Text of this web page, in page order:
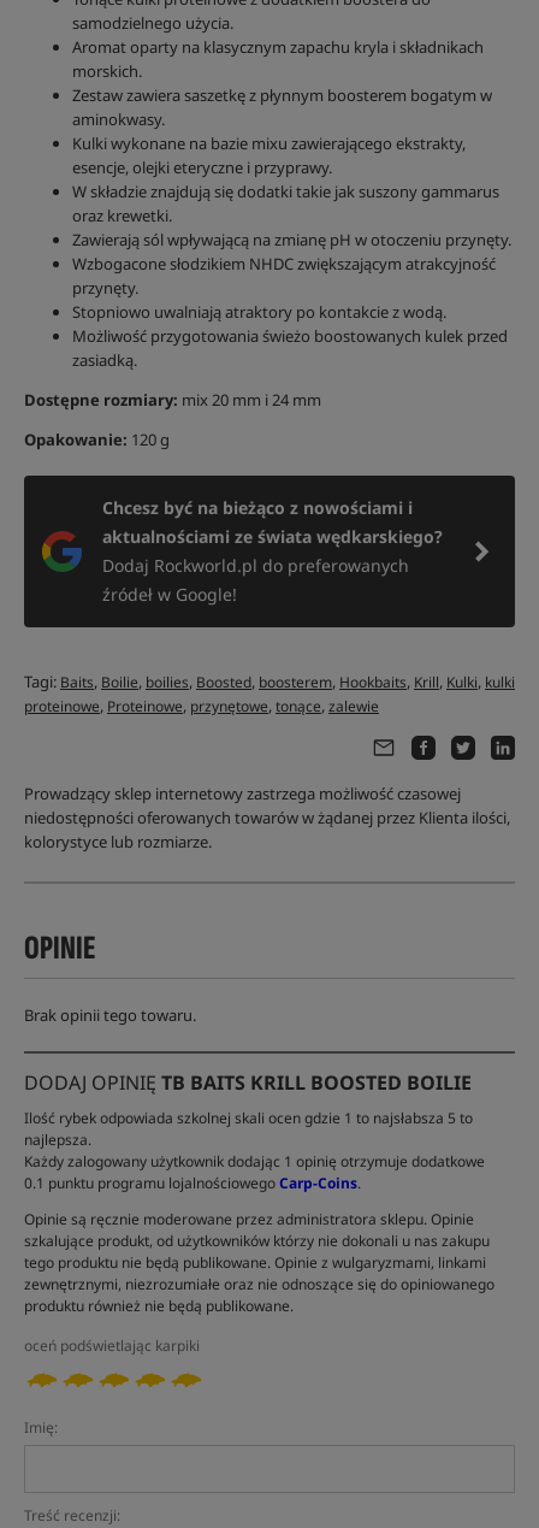
samodzielnego użycia.
Aromat oparty na klasycznym zapachu kryla i składnikach
morskich.
Zestaw zawiera saszetkę z płynnym boosterem bogatym w
aminokwasy.
Kulki wykonane na bazie mixu zawierającego ekstrakty,
esencje, olejki eteryczne i przyprawy.
W składzie znajdują się dodatki takie jak suszony gammarus
oraz krewetki.
Zawierają sól wpływającą na zmianę pH w otoczeniu przynęty.
Wzbogacone słodzikiem NHDC zwiększającym atrakcyjność
przynęty.
Stopniowo uwalniają atraktory po kontakcie z wodą.
Możliwość przygotowania świeżo boostowanych kulek przed
zasiadką.
Dostępne rozmiary: mix 20 mm i 24 mm
Opakowanie: 120 g
Chcesz być na bieżąco z nowościami i
aktualnościami ze świata wędkarskiego?
Dodaj Rockworld.pl do preferowanych
źródeł w Google!
Tagi: Baits, Boilie, boilies, Boosted, boosterem, Hookbaits, Krill, Kulki, kulki
proteinowe, Proteinowe, przynętowe,tonące,zalewie
Prowadzący sklep internetowy zastrzega możliwość czasowej
niedostępności oferowanych towarów w żądanej przez Klienta ilości,
kolorystyce lub rozmiarze.
OPINIE
Brak opinii tego towaru.
DODAJ OPINIĘ TB BAITS KRILL BOOSTED BOILIE
Ilość rybek odpowiada szkolnej skali ocen gdzie 1 to najsłabsza 5 to
najlepsza.
Każdy zalogowany użytkownik dodając 1 opinię otrzymuje dodatkowe
0.1 punktu programu lojalnościowegoCarp-Coins.
Opinie są ręcznie moderowane przez administratora sklepu. Opinie
szkalujące produkt, od użytkowników którzy nie dokonali u nas zakupu
tego produktu nie będą publikowane. Opinie z wulgaryzmami, linkami
zewnętrznymi, niezrozumiałe oraz nie odnoszące się do opiniowanego
produktu również nie będą publikowane.
oceń podświetlając karpiki
Imię:
Treść recenzji: